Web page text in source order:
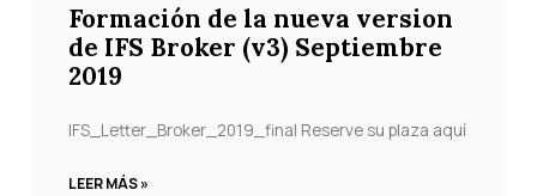
Formación de la nueva version
de IFS Broker (v3) Septiembre
2019
IFS_Letter_Broker_2019_final Reserve su plaza aquí
LEER MÁS »